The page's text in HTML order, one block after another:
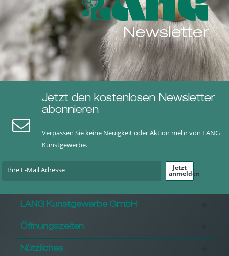
Newsletter
Jetzt den kostenlosen Newsletter
abonnieren
Verpassen Sie keine Neuigkeit oder Aktion mehr von LANG
Kunstgewerbe.
Jetzt
anmelden
LANG Kunstgewerbe GmbH
Öffnungszeiten
Nützliches